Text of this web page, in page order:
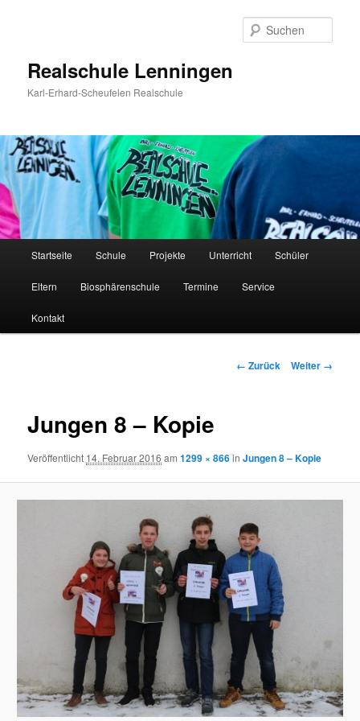
Realschule Lenningen
Karl-Erhard-Scheufelen Realschule
Startseite Schule Projekte Unterricht Schüler
Eltern Biosphärenschule Termine Service
Kontakt
Bilder-
← Zurück Weiter →
Jungen 8 – Kopie
Veröffentlicht 14. Februar 2016 am1299 × 866inJungen 8 – Kopie